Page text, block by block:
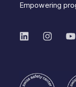
Empowering